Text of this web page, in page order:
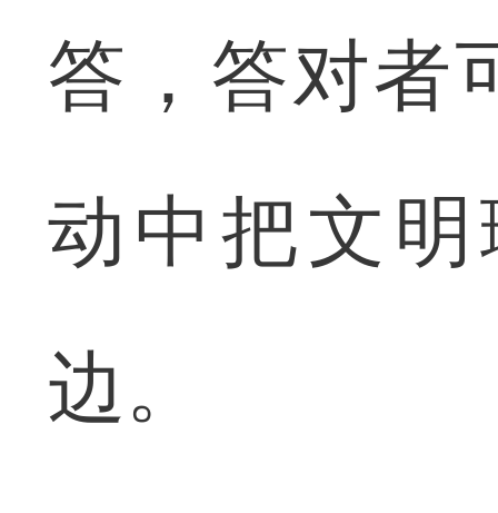
答，答对者
动中把文
边。